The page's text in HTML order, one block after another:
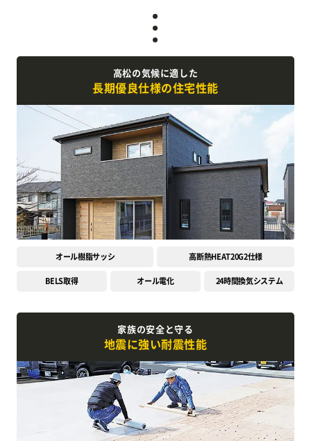
高松の気候に適した
長期優良仕様の住宅性能
オール樹脂サッシ 高断熱HEAT20G2仕様
BELS取得 オール電化 24時間換気システム
家族の安全と守る
地震に強い耐震性能